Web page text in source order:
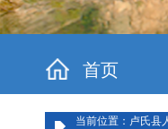
首页
当前位置：卢氏县